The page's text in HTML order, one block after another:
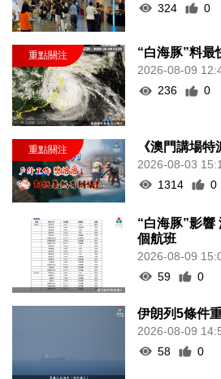
324
0
“白海豚”料最
2026-08-09
236
0
《澳門講場
2026-08-03
1314
0
“白海豚”影響
個航班
2026-08-09
59
0
伊朗列5條件
2026-08-09
58
0